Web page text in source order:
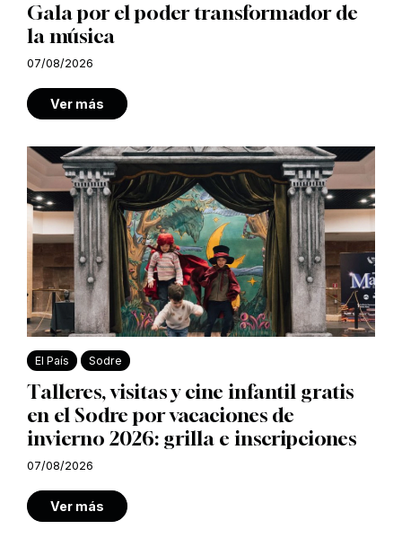
Gala por el poder transformador de
la música
07/08/2026
Ver más
El País Sodre
Talleres, visitas y cine infantil gratis
en el Sodre por vacaciones de
invierno 2026: grilla e inscripciones
07/08/2026
Ver más